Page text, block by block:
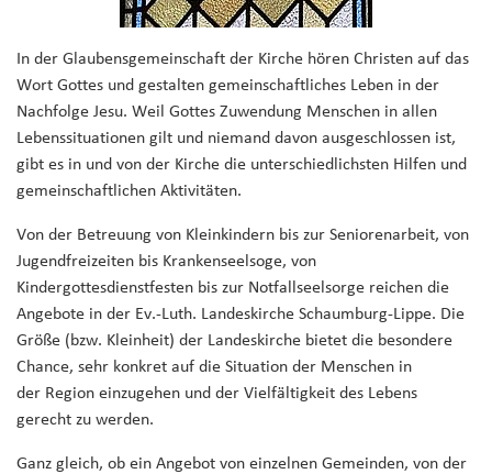
In der Glaubensgemeinschaft der Kirche hören Christen auf das
Wort Gottes und gestalten gemeinschaftliches Leben in der
Nachfolge Jesu. Weil Gottes Zuwendung Menschen in allen
Lebenssituationen gilt und niemand davon ausgeschlossen ist,
gibt es in und von der Kirche die unterschiedlichsten Hilfen und
gemeinschaftlichen Aktivitäten.
Von der Betreuung von Kleinkindern bis zur Seniorenarbeit, von
Jugendfreizeiten bis Krankenseelsoge, von
Kindergottesdienstfesten bis zur Notfallseelsorge reichen die
Angebote in der Ev.-Luth. Landeskirche Schaumburg-Lippe. Die
Größe (bzw. Kleinheit) der Landeskirche bietet die besondere
Chance, sehr konkret auf die Situation der Menschen in
der Region einzugehen und der Vielfältigkeit des Lebens
gerecht zu werden.
Ganz gleich, ob ein Angebot von einzelnen Gemeinden, von der